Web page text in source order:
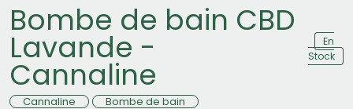
Bombe de bain CBD
Lavande -
Cannaline
En
Stock
Cannaline Bombe de bain